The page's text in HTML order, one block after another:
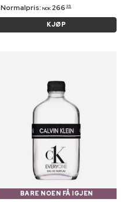
Normalpris: NOK 266 95
KJØP
BARE NOEN FÅ IGJEN